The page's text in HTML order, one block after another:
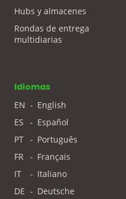
Hubs y almacenes
Rondas de entrega
multidiarias
Idiomas
EN - English
ES
- Español
PT - Português
FR
- Français
IT
- Italiano
DE - Deutsche